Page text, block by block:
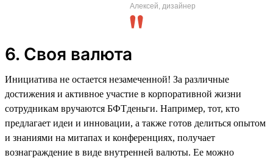
Алексей, дизайнер
6. Своя валюта
Инициатива не остается незамеченной! За различные
достижения и активное участие в корпоративной жизни
сотрудникам вручаются БФТденьги. Например, тот, кто
предлагает идеи и инновации, а также готов делиться опытом
и знаниями на митапах и конференциях, получает
вознаграждение в виде внутренней валюты. Ее можно